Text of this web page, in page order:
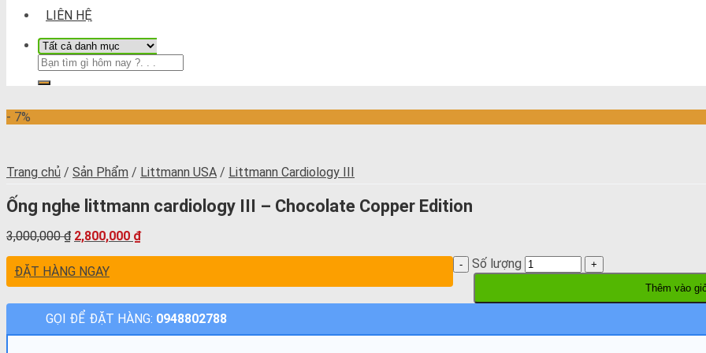
LIÊN HỆ
- 7%
Trang chủ / Sản Phẩm / Littmann USA / Littmann Cardiology III
Ống nghe littmann cardiology III – Chocolate Copper Edition
3,000,000₫ 2,800,000 ₫
ĐẶT HÀNG NGAY
Số lượng
Thêm vào
GỌI ĐỂ ĐẶT HÀNG: 0948802788